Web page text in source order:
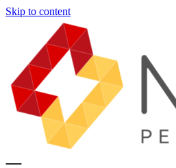
Skip to content